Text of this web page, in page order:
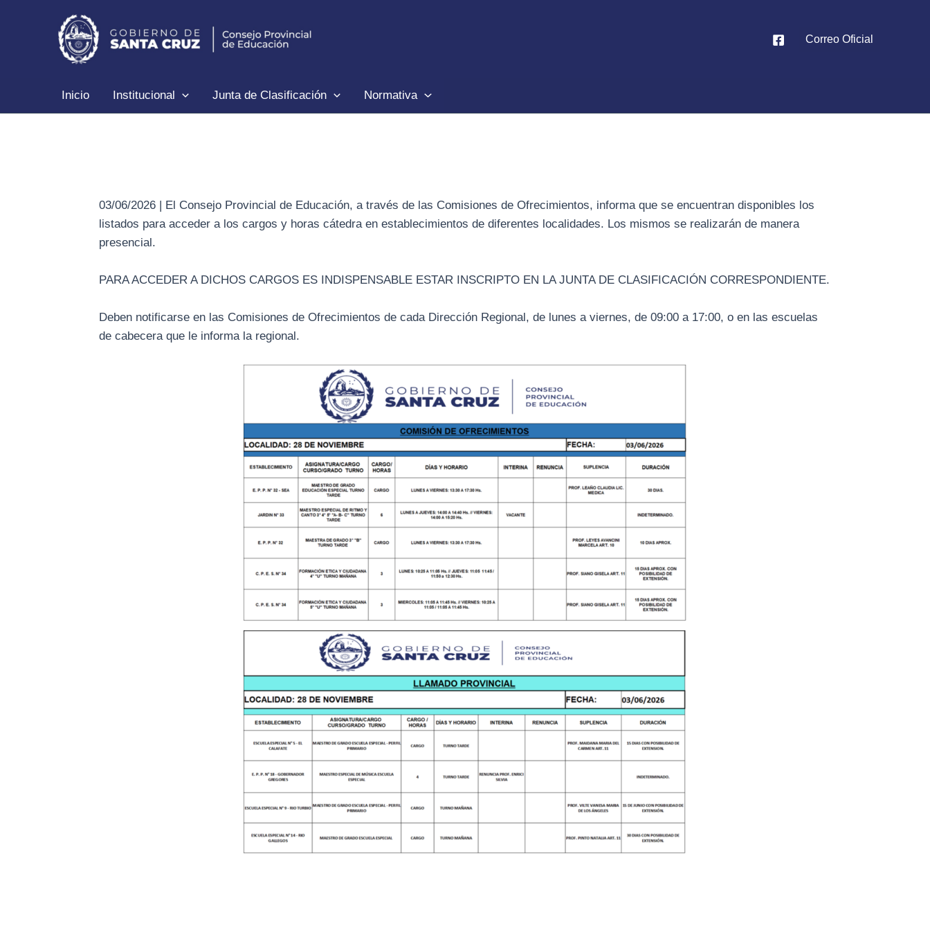
Correo Oficial
Inicio Institucional Junta de Clasificación Normativa
03/06/2026 | El Consejo Provincial de Educación, a través de las Comisiones de Ofrecimientos, informa que se encuentran disponibles los
listados para acceder a los cargos y horas cátedra en establecimientos de diferentes localidades. Los mismos se realizarán de manera
presencial.
PARA ACCEDER A DICHOS CARGOS ES INDISPENSABLE ESTAR INSCRIPTO EN LA JUNTA DE CLASIFICACIÓN CORRESPONDIENTE.
Deben notificarse en las Comisiones de Ofrecimientos de cada Dirección Regional, de lunes a viernes, de 09:00 a 17:00, o en las escuelas
de cabecera que le informa la regional.